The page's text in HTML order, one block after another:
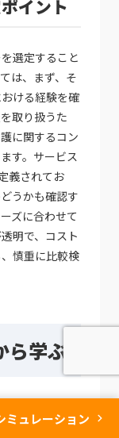
イント
選定すること
は、まず、そ
ける経験を確
取り扱うた
に関するコン
す。サービス
義されてお
うかも確認す
ズに合わせて
明で、コスト
慎重に比較検
ら学ぶ
成功事例と失
ミュレーション chevron_right